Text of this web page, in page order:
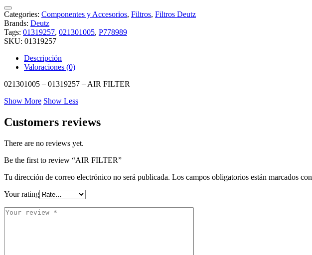
Categories: Componentes y Accesorios, Filtros, Filtros Deutz
Brands: Deutz
Tags: 01319257, 021301005, P778989
SKU: 01319257
Descripción
Valoraciones (0)
021301005 – 01319257 – AIR FILTER
Show More Show Less
Customers reviews
There are no reviews yet.
Be the first to review “AIR FILTER”
Tu dirección de correo electrónico no será publicada. Los campos obligatorios están marcados con
Your rating